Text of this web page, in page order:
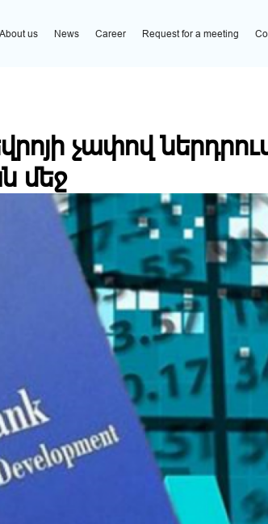
About us News Career Request for a meeting
չափով
մեջ